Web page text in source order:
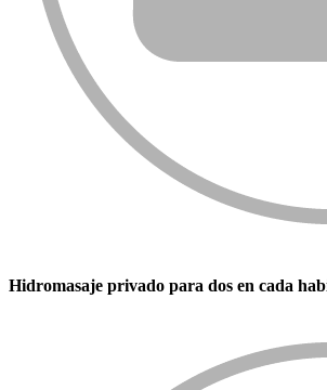
Hidromasaje privado para dos en cada